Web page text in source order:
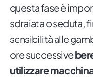
questa fase è
sdraiata o seduta,
sensibilità alle
ore successive
utilizzare